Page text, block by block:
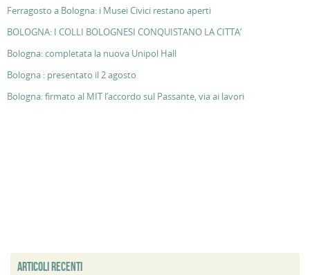
Ferragosto a Bologna: i Musei Civici restano aperti
BOLOGNA: I COLLI BOLOGNESI CONQUISTANO LA CITTA’
Bologna: completata la nuova Unipol Hall
Bologna : presentato il 2 agosto
Bologna: firmato al MIT l’accordo sul Passante, via ai lavori
ARTICOLI RECENTI